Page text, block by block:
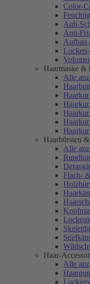
Color-
Anti-
Anti-
Aufbau
Haarmaske &
Alle
Haarbürsten
Alle
Flach-
Haar-
Alle